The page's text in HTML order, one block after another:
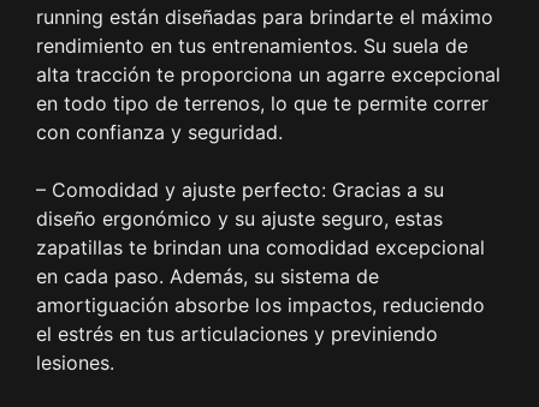
running están diseñadas para brindarte el máximo
rendimiento en tus entrenamientos. Su suela de
alta tracción te proporciona un agarre excepcional
en todo tipo de terrenos, lo que te permite correr
con confianza y seguridad.
– Comodidad y ajuste perfecto: Gracias a su
diseño ergonómico y su ajuste seguro, estas
zapatillas te brindan una comodidad excepcional
en cada paso. Además, su sistema de
amortiguación absorbe los impactos, reduciendo
el estrés en tus articulaciones y previniendo
lesiones.